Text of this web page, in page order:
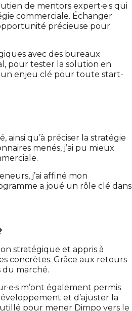
de mentors expert·e·s qui
commerciale. Échanger
précieuse pour
avec des bureaux
pour tester la solution en
enjeu clé pour toute start-
ainsi qu’à préciser la stratégie
menés, j’ai pu mieux
j’ai affiné mon
a joué un rôle clé dans
stratégique et appris à
concrètes. Grâce aux retours
du marché.
m’ont également permis
et d’ajuster la
pour mener Dimpo vers le